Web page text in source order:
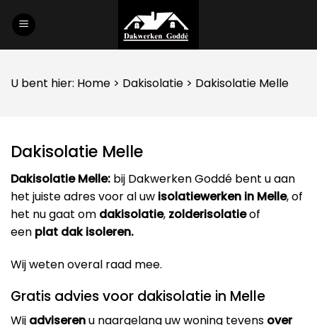
U bent hier: Home > Dakisolatie > Dakisolatie Melle
Dakisolatie Melle
Dakisolatie Melle: bij Dakwerken Goddé bent u aan
het juiste adres voor al uw isolatiewerken in Melle, of
het nu gaat om dakisolatie, zolderisolatieof
een plat dak isoleren.
Wij weten overal raad mee.
Gratis advies voor dakisolatie in Melle
Wij adviserenu naargelang uw woning tevens over